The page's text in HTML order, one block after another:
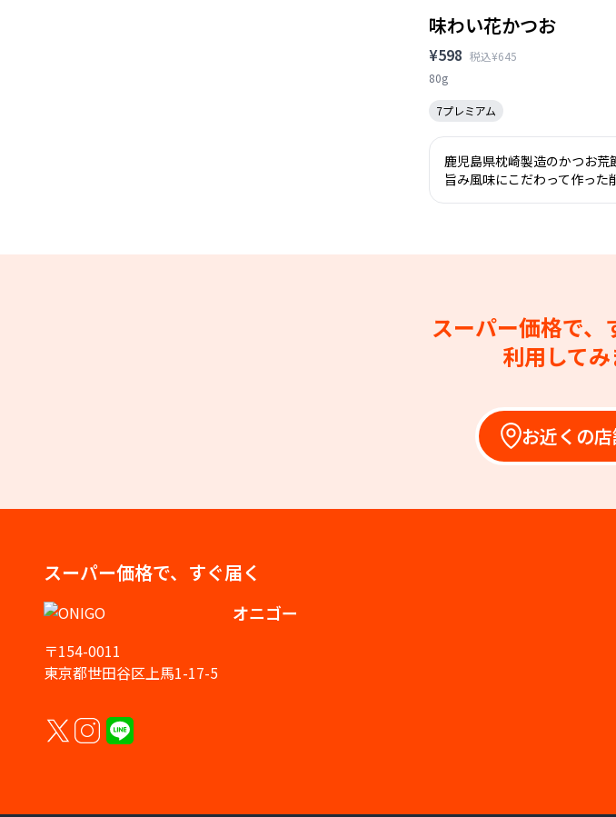
味わい花かつお
¥598 税込¥645
80g
7プレミアム
鹿児島県枕崎製造のかつお荒
旨み風味にこだわって作った
スーパー価格で、
利用して
お近くの
スーパー価格で、すぐ届く
オニゴー
〒154-0011
東京都世田谷区上馬1-17-5